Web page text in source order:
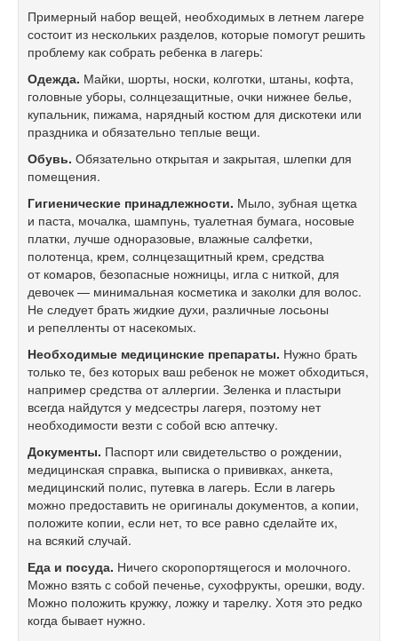
Примерный набор вещей, необходимых в летнем лагере
состоит из нескольких разделов, которые помогут решить
проблему как собрать ребенка в лагерь:
Одежда. Майки, шорты, носки, колготки, штаны, кофта,
головные уборы, солнцезащитные, очки нижнее белье,
купальник, пижама, нарядный костюм для дискотеки или
праздника и обязательно теплые вещи.
Обувь. Обязательно открытая и закрытая, шлепки для
помещения.
Гигиенические принадлежности. Мыло, зубная щетка
и паста, мочалка, шампунь, туалетная бумага, носовые
платки, лучше одноразовые, влажные салфетки,
полотенца, крем, солнцезащитный крем, средства
от комаров, безопасные ножницы, игла с ниткой, для
девочек — минимальная косметика и заколки для волос.
Не следует брать жидкие духи, различные лосьоны
и репелленты от насекомых.
Необходимые медицинские препараты. Нужно брать
только те, без которых ваш ребенок не может обходиться,
например средства от аллергии. Зеленка и пластыри
всегда найдутся у медсестры лагеря, поэтому нет
необходимости везти с собой всю аптечку.
Документы. Паспорт или свидетельство о рождении,
медицинская справка, выписка о прививках, анкета,
медицинский полис, путевка в лагерь. Если в лагерь
можно предоставить не оригиналы документов, а копии,
положите копии, если нет, то все равно сделайте их,
на всякий случай.
Еда и посуда. Ничего скоропортящегося и молочного.
Можно взять с собой печенье, сухофрукты, орешки, воду.
Можно положить кружку, ложку и тарелку. Хотя это редко
когда бывает нужно.